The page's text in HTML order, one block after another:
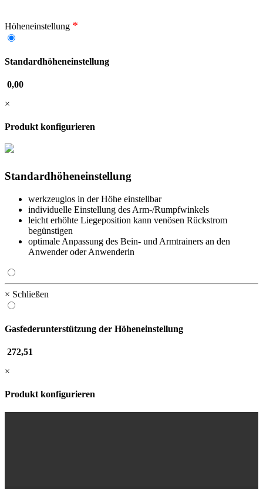
Höheneinstellung *
Standardhöheneinstellung
0,00
×
Produkt konfigurieren
Standardhöheneinstellung
werkzeuglos in der Höhe einstellbar
individuelle Einstellung des Arm-/Rumpfwinkels
leicht erhöhte Liegeposition kann venösen Rückstrom
begünstigen
optimale Anpassung des Bein- und Armtrainers an den
Anwender oder Anwenderin
× Schließen
Gasfederunterstützung der Höheneinstellung
272,51
×
Produkt konfigurieren